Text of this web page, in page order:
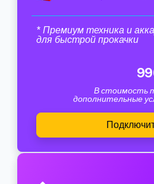
* Премиум техника и
для быстрой прокачки
В стоимость
дополнительные